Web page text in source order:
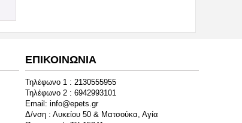
ΕΠΙΚΟΙΝΩΝΙΑ
Τηλέφωνο 1 : 2130555955
Τηλέφωνο 2 : 6942993101
Email: info@epets.gr
Δ/νση : Λυκείου 50 & Ματσούκα, Αγία